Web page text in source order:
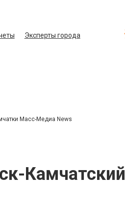
Эксперты города
Масс-Медиа News
Камчатский